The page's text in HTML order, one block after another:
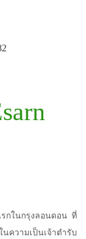
กในกรุงลอนดอน ที่
วามเป็นเจ้าตำรับ